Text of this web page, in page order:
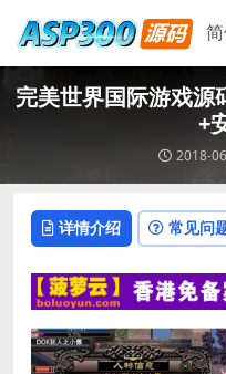
完美世界国际游戏源
+
2018-
详情介绍 常见问